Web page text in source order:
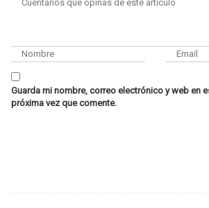
Guarda mi nombre, correo electrónico y web en
próxima vez que comente.